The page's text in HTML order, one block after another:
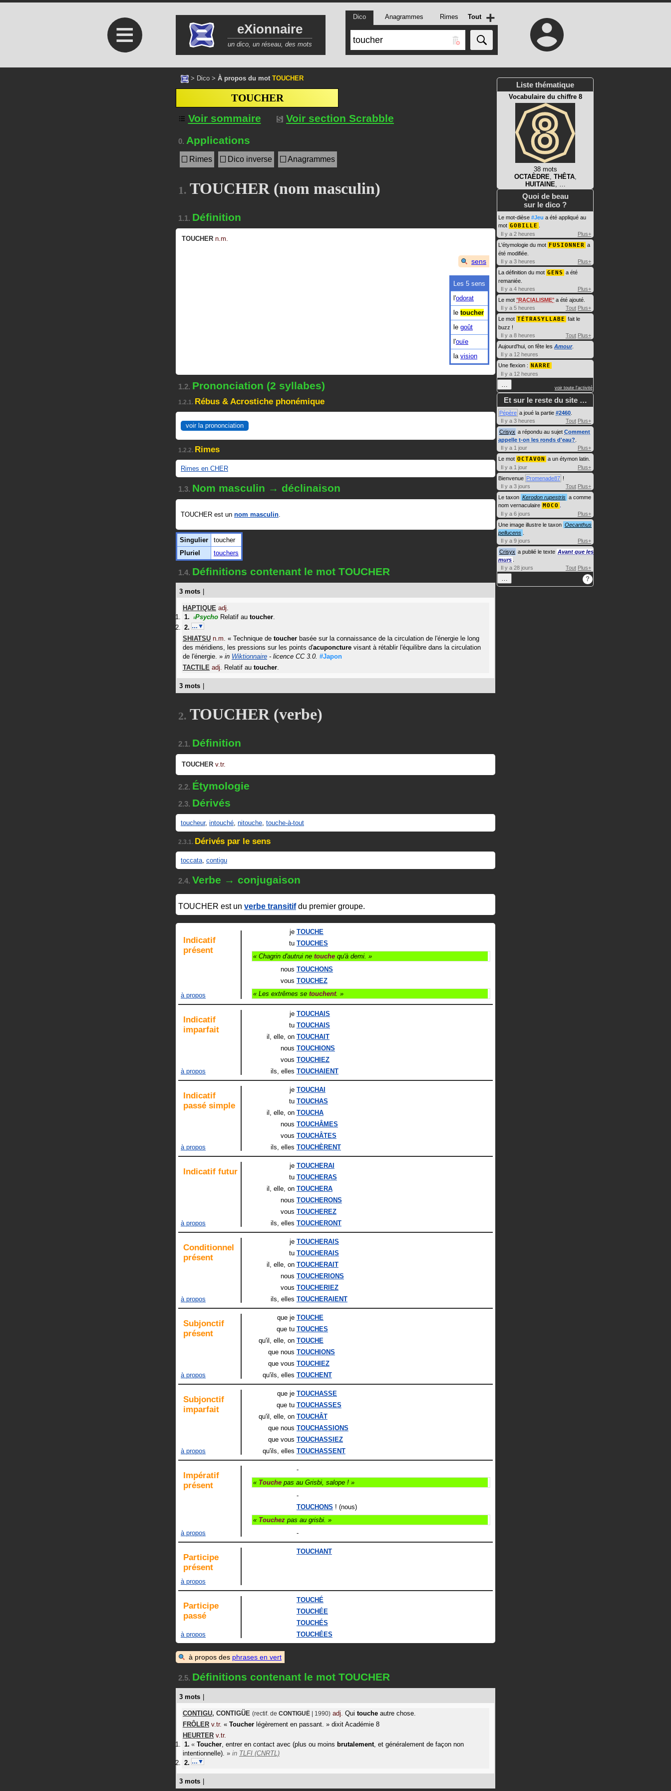
≡ eXionnaire
un dico, un réseau, des mots
Dico Anagrammes Rimes Tout +
> Dico > À propos du mot TOUCHER
TOUCHER
Voir sommaire
Voir section Scrabble
0. Applications
Rimes Dico inverse Anagrammes
1. TOUCHER (nom masculin)
1.1. Définition
TOUCHER n.m.
sens
Les 5 sens
l'odorat
le toucher
le goût
l'ouïe
la vision
1.2. Prononciation (2 syllabes)
1.2.1. Rébus & Acrostiche phonémique
voir la prononciation
1.2.2. Rimes
Rimes en CHER
1.3. Nom masculin → déclinaison
TOUCHER est un nom masculin.
Singulier
toucher
Pluriel
touchers
1.4. Définitions contenant le mot TOUCHER
3 mots
HAPTIQUE adj.
#Psycho Relatif au toucher.
…▼
SHIATSU n.m. « Technique de toucher basée sur la connaissance de la circulation de l'énergie le long
des méridiens, les pressions sur les points d'acuponcture visant à rétablir l'équilibre dans la circulation
de l'énergie. » in Wiktionnaire - licence CC 3.0. #Japon
TACTILE adj. Relatif au toucher.
3 mots
2. TOUCHER (verbe)
2.1. Définition
TOUCHER v.tr.
2.2. Étymologie
2.3. Dérivés
toucheur, intouché, nitouche, touche-à-tout
2.3.1. Dérivés par le sens
toccata, contigu
2.4. Verbe → conjugaison
TOUCHER est un verbe transitifdu premier groupe.
Indicatif
présent
à propos
je TOUCHE
tu TOUCHES
« Chagrin d'autrui ne touchequ'à demi. »
nous TOUCHONS
vous TOUCHEZ
« Les extrêmes se touchent. »
Indicatif
imparfait
à propos
je TOUCHAIS
tu TOUCHAIS
il , elle, on TOUCHAIT
nous TOUCHIONS
vous TOUCHIEZ
ils, elles TOUCHAIENT
Indicatif
passé simple
à propos
je TOUCHAI
tu TOUCHAS
il , elle, on TOUCHA
nous TOUCHÂMES
vous TOUCHÂTES
ils, elles TOUCHÈRENT
Indicatif futur
à propos
je TOUCHERAI
tu TOUCHERAS
il , elle, on TOUCHERA
nous TOUCHERONS
vous TOUCHEREZ
ils, elles TOUCHERONT
Conditionnel
présent
à propos
je TOUCHERAIS
tu TOUCHERAIS
il , elle, on TOUCHERAIT
nous TOUCHERIONS
vous TOUCHERIEZ
ils, elles TOUCHERAIENT
Subjonctif
présent
à propos
que je TOUCHE
que tu TOUCHES
qu'il , elle, on TOUCHE
que nous TOUCHIONS
que vous TOUCHIEZ
qu'ils, elles TOUCHENT
Subjonctif
imparfait
à propos
que je TOUCHASSE
que tu TOUCHASSES
qu'il , elle, on TOUCHÂT
que nous TOUCHASSIONS
que vous TOUCHASSIEZ
qu'ils, elles TOUCHASSENT
Impératif
présent
à propos
-
« Touchepas au Grisbi, salope ! »
-
TOUCHONS ! (nous)
« Touchezpas au grisbi. »
-
Participe
présent
à propos
TOUCHANT
Participe
passé
à propos
TOUCHÉ
TOUCHÉE
TOUCHÉS
TOUCHÉES
à propos des phrases en vert
2.5. Définitions contenant le mot TOUCHER
3 mots
CONTIGU, CONTIGÜE (rectif. de CONTIGUË | 1990) adj. Qui touche autre chose.
FRÔLER v.tr. « Toucher légèrement en passant. » dixit Académie 8
HEURTER v.tr.
« Toucher, entrer en contact avec (plus ou moins brutalement, et généralement de façon non
intentionnelle). » in TLFI (CNRTL)
…▼
3 mots
Liste thématique
Vocabulaire du chiffre 8
38 mots
OCTAÈDRE, THÊTA,
HUITAINE, …
Quoi de beau
sur le dico ?
Le mot-dièse #Jeu a été appliqué au
mot GOBILLE
Il y a 2 heures
Plus+
L'étymologie du mot FUSIONNER a
été modifiée.
Il y a 3 heures
Plus+
La définition du mot GENS a été
remaniée.
Il y a 4 heures
Plus+
Le mot RACIALISME a été ajouté.
Il y a 5 heures
Tout Plus+
Le mot TÉTRASYLLABE fait le
buzz !
Il y a 8 heures
Tout Plus+
Aujourd'hui, on fête les Amour.
Il y a 12 heures
Une flexion : NARRE
Il y a 12 heures
… voir toute l'activité
Et sur le reste du site …
Pépère a joué la partie #2460
Il y a 3 heures
Tout Plus+
Crisyx a répondu au sujet Comment
appelle t-on les ronds d'eau?
Il y a 1 jour
Plus+
Le mot OCTAVON a un étymon latin.
Il y a 1 jour
Plus+
Bienvenue Promenade87 !
Il y a 3 jours
Tout Plus+
Le taxon Kerodon rupestris a comme
nom vernaculaire MOCO
Il y a 6 jours
Plus+
Une image illustre le taxon Oecanthus
pellucens
Il y a 9 jours
Plus+
Crisyx a publié le texte Avant que les
murs
Il y a 28 jours
Tout Plus+
… ?